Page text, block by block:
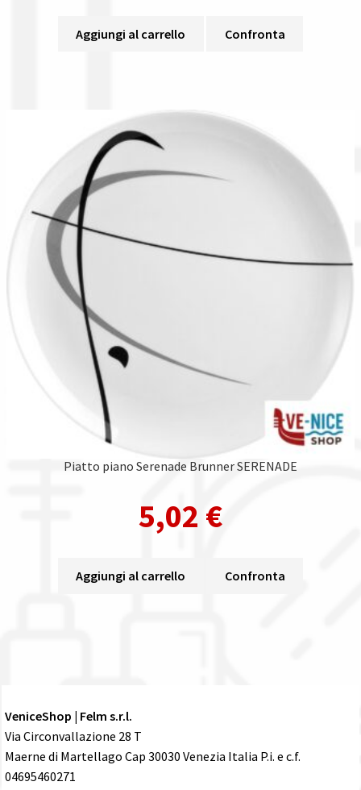
Aggiungi al carrello Confronta
Piatto piano Serenade Brunner SERENADE
5,02 €
Aggiungi al carrello Confronta
VeniceShop | Felm s.r.l.
Via Circonvallazione 28 T
Maerne di Martellago Cap 30030 Venezia Italia P.i. e c.f.
04695460271